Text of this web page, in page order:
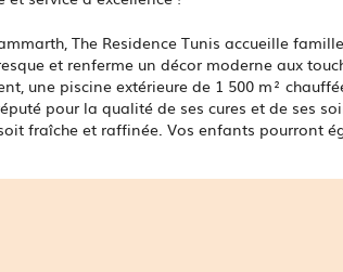
The Residence Tunis accueille
et renferme un décor moderne aux
une piscine extérieure de 1 500 m²
pour la qualité de ses cures et de ses
fraîche et raffinée. Vos enfants